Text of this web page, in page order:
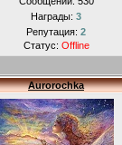
Награды: 3
Репутация: 2
Статус: Offline
Aurorochka